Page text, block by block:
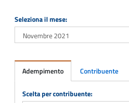
Seleziona il mese:
Adempimento Contribuente
Adempimento
Scelta per contribuente: